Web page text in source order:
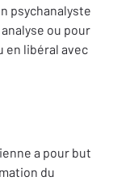
psychanalyste
ou pour
libéral avec
a pour but
du